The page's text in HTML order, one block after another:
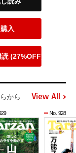
購入
(27%OFF)
から View All
No. 928